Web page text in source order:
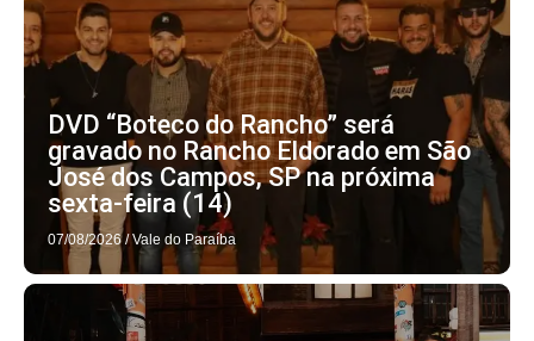
DVD “Boteco do Rancho” será
gravado no Rancho Eldorado em São
José dos Campos, SP na próxima
sexta-feira (14)
07/08/2026 / Vale do Paraíba